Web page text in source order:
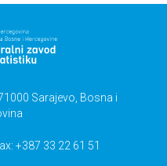
Sarajevo, Bosna i
+387 33 22 61 51